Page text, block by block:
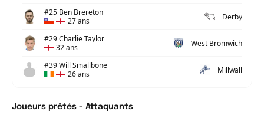
#25 Ben Brereton
27 ans
Derby
#29 Charlie Taylor
32 ans
West Bromwich
#39 Will Smallbone
26 ans
Millwall
Joueurs prêtés - Attaquants